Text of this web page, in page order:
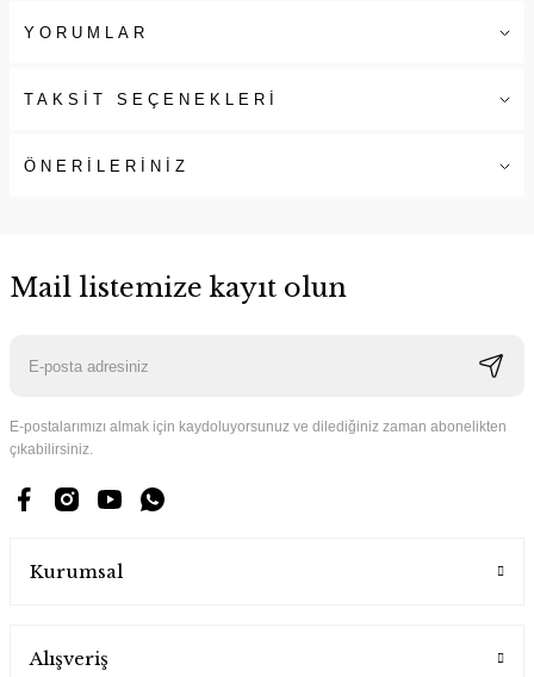
YORUMLAR
TAKSİT SEÇENEKLERİ
ÖNERİLERİNİZ
Mail listemize kayıt olun
E-postalarımızı almak için kaydoluyorsunuz ve dilediğiniz zaman abonelikten
çıkabilirsiniz.
Kurumsal
Alışveriş